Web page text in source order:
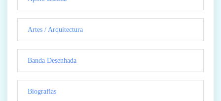
Artes / Arquitectura
Banda Desenhada
Biografias